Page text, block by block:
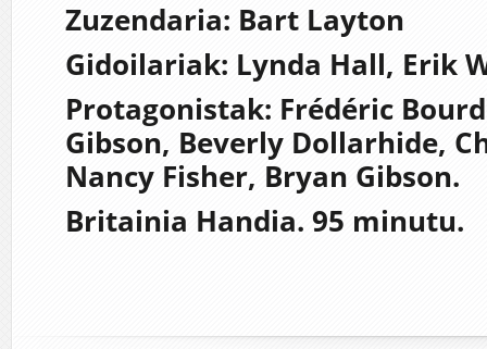
Zuzendaria: Bart Layton
Gidoilariak: Lynda Hall, Erik
Protagonistak: Frédéric
Gibson, Beverly Dollarhide,
Nancy Fisher, Bryan Gibson.
Britainia Handia. 95 minutu.